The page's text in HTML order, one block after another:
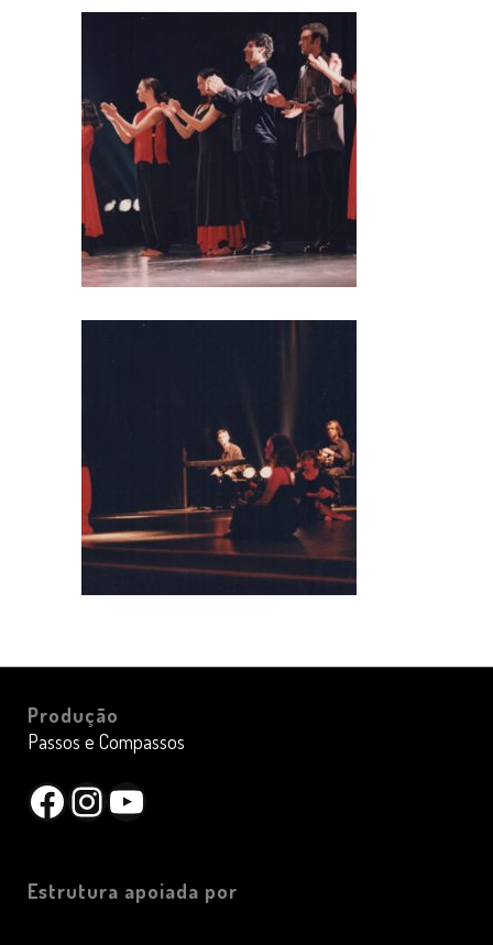
Produção
Passos e Compassos
Facebook
Instagram
YouTube
Estrutura apoiada por